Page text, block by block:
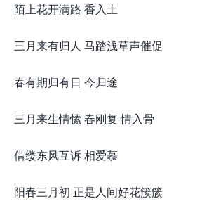
陌上花开满路 香入土
三月来有归人 马踏浅草声催促
春有期归有日 今归途
三月来生情愫 春刚复 情入骨
借缕东风互诉 相爱慕
阳春三月初 正是人间好花簇簇